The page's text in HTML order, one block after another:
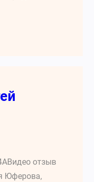
отзыв
Юферова,